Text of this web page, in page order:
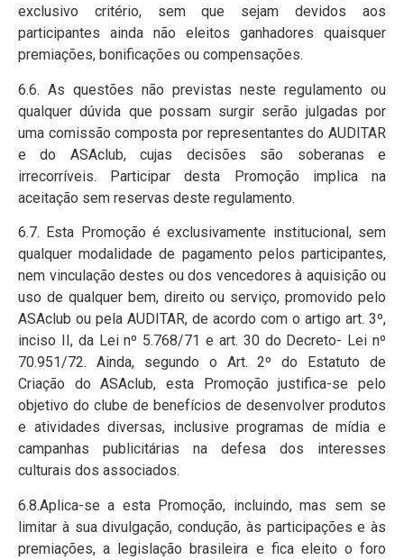
exclusivo critério, sem que sejam devidos aos
participantes ainda não eleitos ganhadores quaisquer
premiações, bonificações ou compensações.
6.6. As questões não previstas neste regulamento ou
qualquer dúvida que possam surgir serão julgadas por
uma comissão composta por representantes do AUDITAR
e do ASAclub, cujas decisões são soberanas e
irrecorríveis. Participar desta Promoção implica na
aceitação sem reservas deste regulamento.
6.7. Esta Promoção é exclusivamente institucional, sem
qualquer modalidade de pagamento pelos participantes,
nem vinculação destes ou dos vencedores à aquisição ou
uso de qualquer bem, direito ou serviço, promovido pelo
ASAclub ou pela AUDITAR, de acordo com o artigo art. 3º,
inciso II, da Lei nº 5.768/71 e art. 30 do Decreto- Lei nº
70.951/72. Ainda, segundo o Art. 2º do Estatuto de
Criação do ASAclub, esta Promoção justifica-se pelo
objetivo do clube de benefícios de desenvolver produtos
e atividades diversas, inclusive programas de mídia e
campanhas publicitárias na defesa dos interesses
culturais dos associados.
6.8.Aplica-se a esta Promoção, incluindo, mas sem se
limitar à sua divulgação, condução, às participações e às
premiações, a legislação brasileira e fica eleito o foro